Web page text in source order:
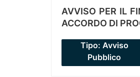
AVVISO PER IL
ACCORDO DI
Tipo: Avviso
Pubblico